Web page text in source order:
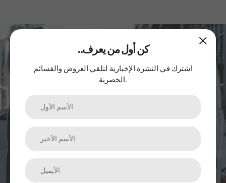
اشترك في نشرتنا الإخبارية
الترقيات والمنتجات الجديدة والمبيعات. مباشرة إلى صندوق الوارد
..كن أول من يعرف
اشترك في النشرة الإخبارية لتلقي العروض والقسائم
الحصرية.